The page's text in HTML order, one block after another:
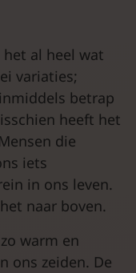
het al heel wat
variaties;
betrap
heeft het
die
iets
in ons leven.
naar boven.
warm en
ons zeiden. De